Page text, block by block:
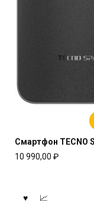
Смартфон TECNO
10 990,00 ₽